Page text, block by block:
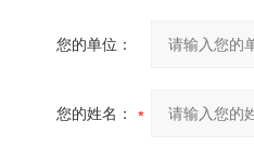
您的单位：
您的姓名：